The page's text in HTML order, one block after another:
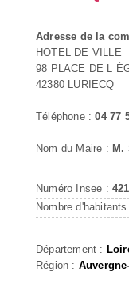
Adresse de la
HOTEL DE VILLE
98 PLACE DE L
42380 LURIECQ
Téléphone :04 77
Nom du Maire : M.
Numéro Insee :
Nombre d'habitants
Département :
Région :